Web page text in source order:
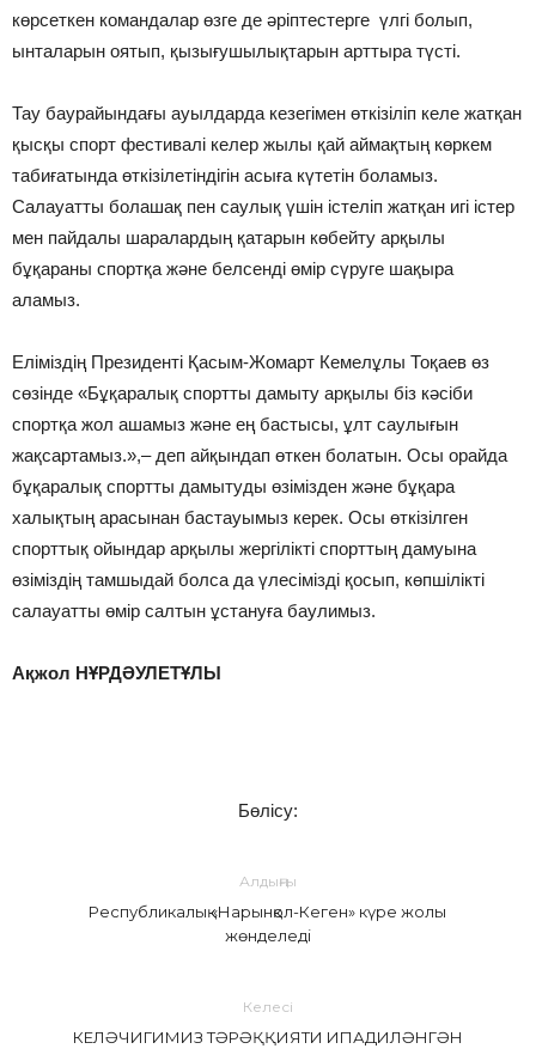
көрсеткен командалар өзге де әріптестерге үлгі болып,
ынталарын оятып, қызығушылықтарын арттыра түсті.
Тау баурайындағы ауылдарда кезегімен өткізіліп келе жатқан
қысқы спорт фестивалі келер жылы қай аймақтың көркем
табиғатында өткізілетіндігін асыға күтетін боламыз.
Салауатты болашақ пен саулық үшін істеліп жатқан игі істер
мен пайдалы шаралардың қатарын көбейту арқылы
бұқараны спортқа және белсенді өмір сүруге шақыра
аламыз.
Еліміздің Президенті Қасым-Жомарт Кемелұлы Тоқаев өз
сөзінде «Бұқаралық спортты дамыту арқылы біз кәсіби
спортқа жол ашамыз және ең бастысы, ұлт саулығын
жақсартамыз.»,– деп айқындап өткен болатын. Осы орайда
бұқаралық спортты дамытуды өзімізден және бұқара
халықтың арасынан бастауымыз керек. Осы өткізілген
спорттық ойындар арқылы жергілікті спорттың дамуына
өзіміздің тамшыдай болса да үлесімізді қосып, көпшілікті
салауатты өмір салтын ұстануға баулимыз.
Ақжол НҰРДӘУЛЕТҰЛЫ
Бөлісу:
Алдыңғы
Республикалық «Нарынқол-Кеген» күре жолы
жөнделеді
Келесі
КЕЛӘЧИГИМИЗ ТӘРӘҚҚИЯТИ ИПАДИЛӘНГӘН